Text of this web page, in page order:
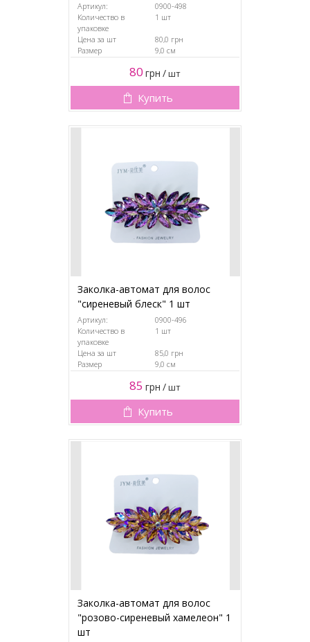
Артикул:
0900-498
Количество в
упаковке
1 шт
Цена за шт
80,0 грн
Размер
9,0 см
80 грн /шт
Купить
Заколка-автомат для волос
"сиреневый блеск" 1 шт
Артикул:
0900-496
Количество в
упаковке
1 шт
Цена за шт
85,0 грн
Размер
9,0 см
85 грн /шт
Купить
Заколка-автомат для волос
"розово-сиреневый хамелеон" 1
шт